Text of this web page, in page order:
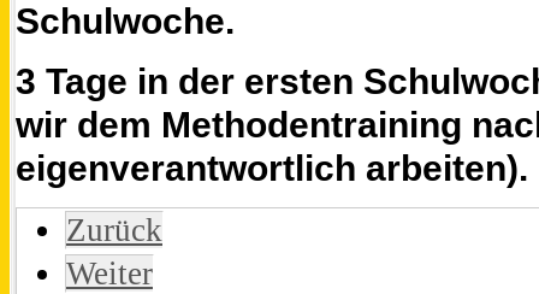
Schulwoche.
3 Tage in der ersten
wir dem Methodentraining
eigenverantwortlich arbeiten).
Zurück
Weiter